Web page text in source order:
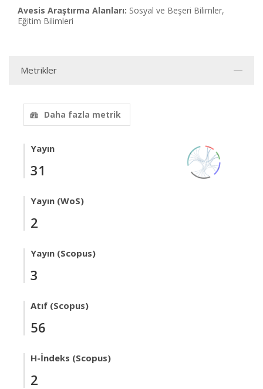
Avesis Araştırma Alanları: Sosyal ve Beşeri Bilimler,
Eğitim Bilimleri
Metrikler
Daha fazla metrik
Yayın
31
Yayın (WoS)
2
Yayın (Scopus)
3
Atıf (Scopus)
56
H-İndeks (Scopus)
2